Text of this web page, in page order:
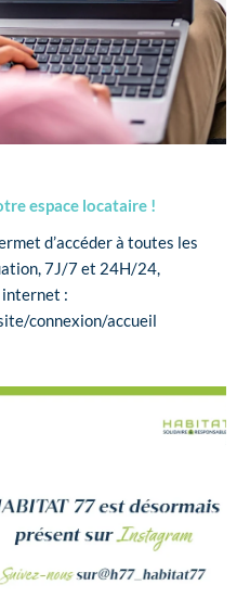
espace locataire !
d’accéder à toutes les
7J/7 et 24H/24,
:
connexion/accueil